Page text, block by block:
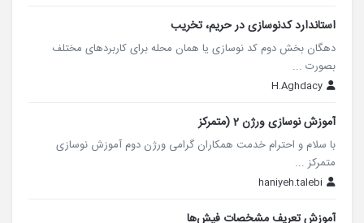
استاندارد کدنوسازی در حریم، تخریب
دهگان بخش دوم کد نوسازی یا همان محله برای کاربردهای مختلف
بصورت ...
H.Aghdacy
آموزش نوسازی ورژن 2 (متمرکز
با سلام و احترام خدمت همکاران گرامی ورژن دوم آموزش نوسازی
متمرکز ...
haniyeh.talebi